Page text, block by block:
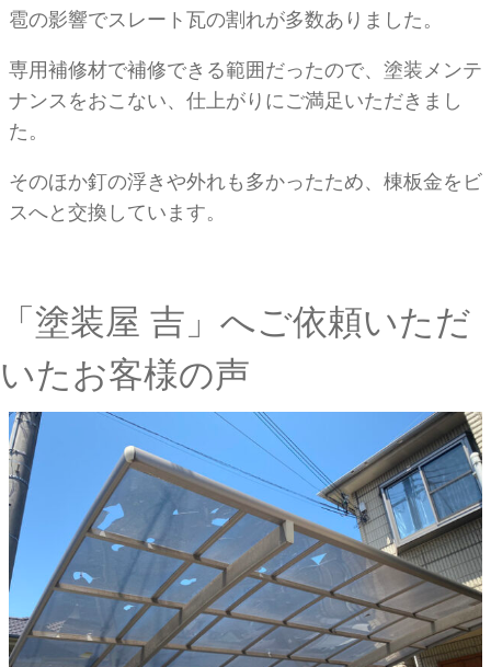
雹の影響でスレート瓦の割れが多数ありました。
専用補修材で補修できる範囲だったので、塗装メンテ
ナンスをおこない、仕上がりにご満足いただきまし
た。
そのほか釘の浮きや外れも多かったため、棟板金をビ
スへと交換しています。
「塗装屋 吉」へご依頼いただ
いたお客様の声